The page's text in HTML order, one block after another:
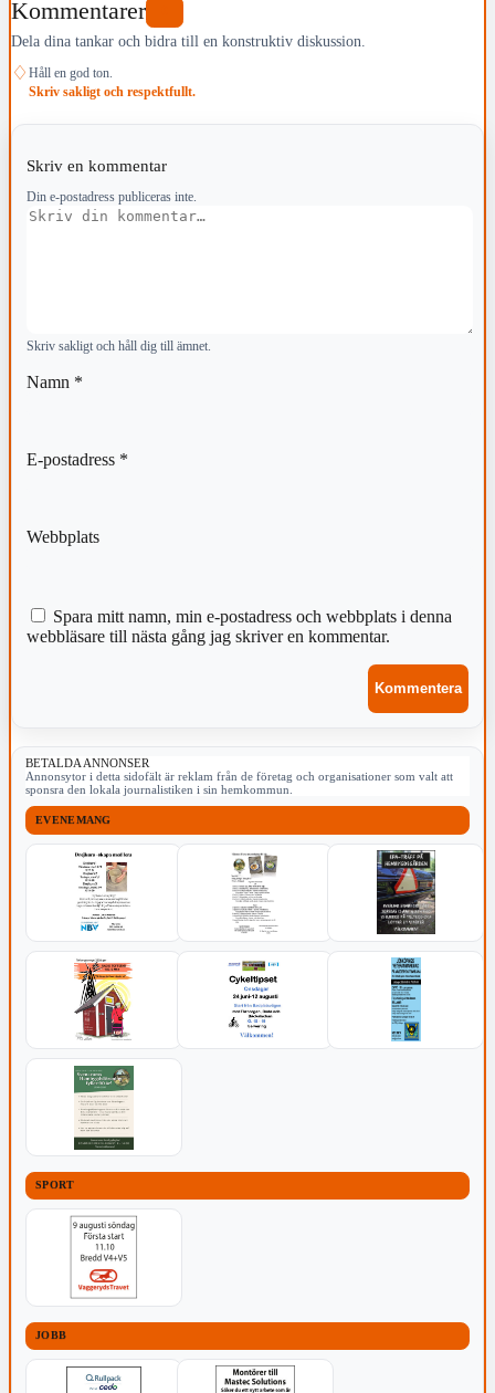
Kommentarer
Dela dina tankar och bidra till en konstruktiv diskussion.
♢ Håll en god ton.
Skriv sakligt och respektfullt.
Skriv en kommentar
Din e-postadress publiceras inte.
Kommentar
Skriv sakligt och håll dig till ämnet.
Namn *
E-postadress *
Webbplats
Spara mitt namn, min e-postadress och webbplats i denna
webbläsare till nästa gång jag skriver en kommentar.
BETALDA ANNONSER
Annonsytor i detta sidofält är reklam från de företag och organisationer som valt att
sponsra den lokala journalistiken i sin hemkommun.
EVENEMANG
SPORT
JOBB